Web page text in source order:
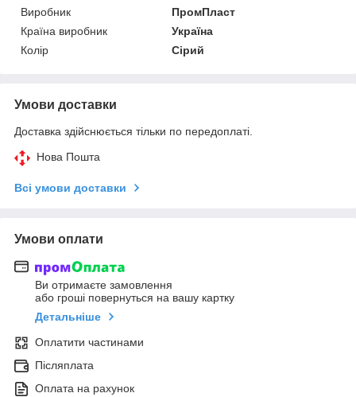
Виробник
ПромПласт
Країна виробник
Україна
Колір
Сірий
Умови доставки
Доставка здійснюється тільки по передоплаті.
Нова Пошта
Всі умови доставки
Умови оплати
Ви отримаєте замовлення
або гроші повернуться на вашу картку
Детальніше
Оплатити частинами
Післяплата
Оплата на рахунок